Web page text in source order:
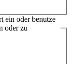
ein oder benutze
oder zu